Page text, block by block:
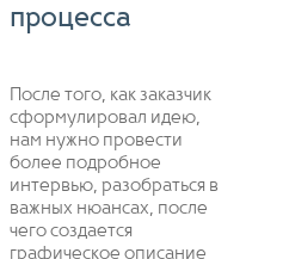
процесса
После того, как заказчик
сформулировал идею,
нам нужно провести
более подробное
интервью, разобраться в
важных нюансах, после
чего создается
графическое описание